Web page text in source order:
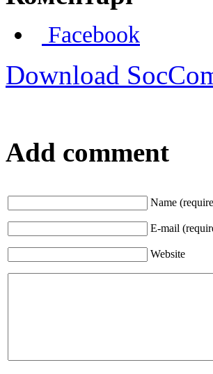
Facebook
Download
Add comment
Name
E-mail
Website